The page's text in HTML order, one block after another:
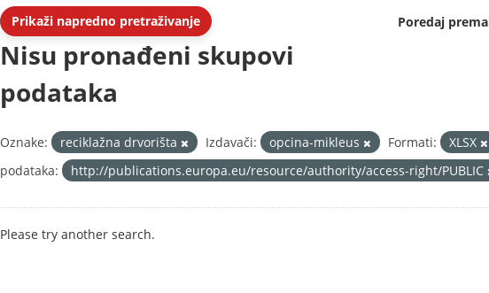
Prikaži napredno pretraživanje Poredaj prema
Nisu pronađeni skupovi
podataka
Oznake: reciklažna drvorišta Izdavači: opcina-mikleus Formati: XLSX
podataka:
http://publications.europa.eu/resource/authority/access-right/PUBLIC
Please try another search.